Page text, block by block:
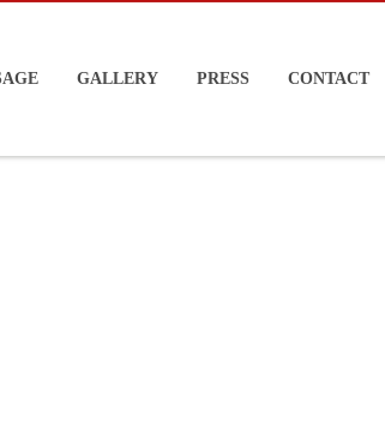
GALLERY PRESS CONTACT